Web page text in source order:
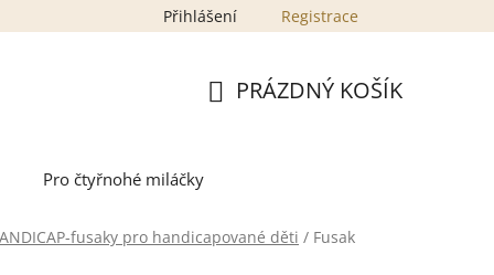
Přihlášení Registrace
PRÁZDNÝ KOŠÍK
Pro čtyřnohé miláčky
fusaky pro handicapované děti / Fusak